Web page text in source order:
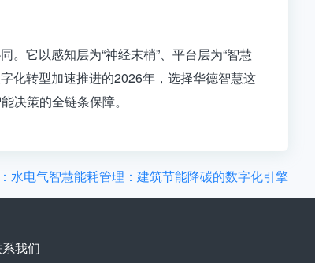
。它以感知层为“神经末梢”、平台层为“智慧
化转型加速推进的2026年，选择华德智慧这
决策的全链条保障。
水电气智慧能耗管理：建筑节能降碳的数字化引擎
我们